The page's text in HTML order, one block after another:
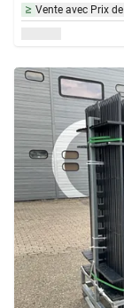
Vente avec Prix de